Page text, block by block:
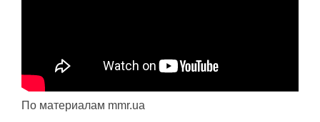
По материалам mmr.ua